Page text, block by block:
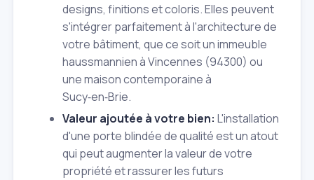
designs, finitions et coloris. Elles peuvent
s'intégrer parfaitement à l'architecture de
votre bâtiment, que ce soit un immeuble
haussmannien à Vincennes (94300) ou
une maison contemporaine à
Sucy‑en‑Brie.
Valeur ajoutée à votre bien: L'installation
d'une porte blindée de qualité est un atout
qui peut augmenter la valeur de votre
propriété et rassurer les futurs